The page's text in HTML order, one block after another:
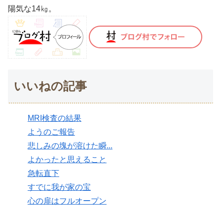
陽気な14㎏。
いいねの記事
MRI検査の結果
ようのご報告
悲しみの塊が溶けた瞬...
よかったと思えること
急転直下
すでに我が家の宝
心の扉はフルオープン